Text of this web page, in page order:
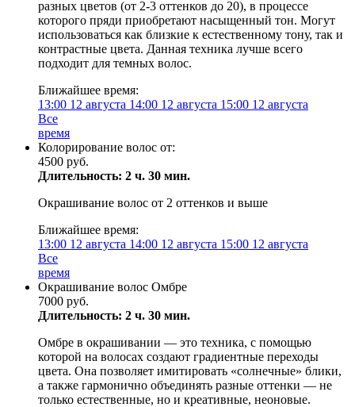
разных цветов (от 2-3 оттенков до 20), в процессе
которого пряди приобретают насыщенный тон. Могут
использоваться как близкие к естественному тону, так и
контрастные цвета. Данная техника лучше всего
подходит для темных волос.
Ближайшее время:
13:00 12 августа 14:00 12 августа 15:00 12 августа
Все
время
Колорирование волос от:
4500 руб.
Длительность: 2 ч. 30 мин.
Окрашивание волос от 2 оттенков и выше
Ближайшее время:
13:00 12 августа 14:00 12 августа 15:00 12 августа
Все
время
Окрашивание волос Омбре
7000 руб.
Длительность: 2 ч. 30 мин.
Омбре в окрашивании — это техника, с помощью
которой на волосах создают градиентные переходы
цвета. Она позволяет имитировать «солнечные» блики,
а также гармонично объединять разные оттенки — не
только естественные, но и креативные, неоновые.